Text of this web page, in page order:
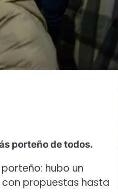
porteño de todos.
hubo un
propuestas hasta